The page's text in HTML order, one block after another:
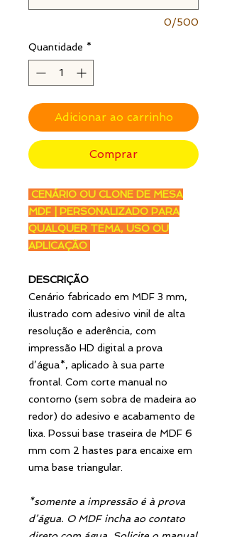
0/500
Quantidade *
Adicionar ao carrinho
Comprar
CENÁRIO OU CLONE DE MESA
MDF | PERSONALIZADO PARA
QUALQUER TEMA, USO OU
APLICAÇÃO
DESCRIÇÃO
Cenário fabricado em MDF 3 mm,
ilustrado com adesivo vinil de alta
resolução e aderência, com
impressão HD digital a prova
d’água*, aplicado à sua parte
frontal. Com corte manual no
contorno (sem sobra de madeira ao
redor) do adesivo e acabamento de
lixa. Possui base traseira de MDF 6
mm com 2 hastes para encaixe em
uma base triangular.
*somente a impressão é à prova
d’água. O MDF incha ao contato